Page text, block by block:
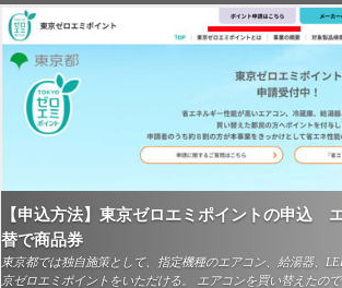
【申込方法】東京ゼロエミポイントの申込
替で商品券
東京都では独自施策として、指定機種のエアコン、給湯器、
京ゼロエミポイントをいただける。 エアコンを買い替えたの